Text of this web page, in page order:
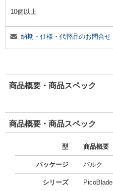
10個以上
納期・仕様・代替品のお問合せ
商品概要・商品スペック
商品概要・商品スペック
型 商品概要
パッケージ バルク
シリーズ PicoBlade